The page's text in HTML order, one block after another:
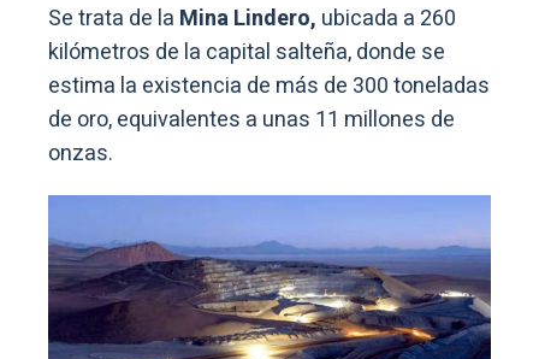
Se trata de la Mina Lindero, ubicada a 260
kilómetros de la capital salteña, donde se
estima la existencia de más de 300 toneladas
de oro, equivalentes a unas 11 millones de
onzas.